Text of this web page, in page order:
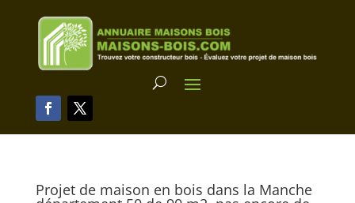
Projet de maison en bois dans la Manche